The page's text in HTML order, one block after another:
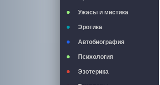
Ужасы и мистика
Эротика
Автобиография
Психология
Эзотерика